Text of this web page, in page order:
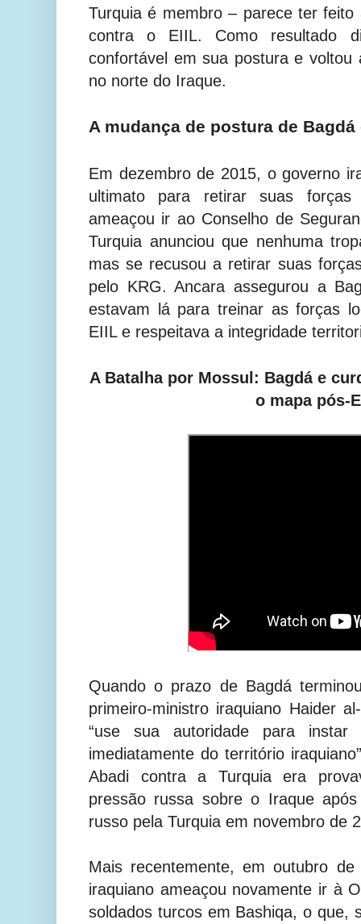
Turquia é membro – parece ter feito
contra o EIIL. Como resultado
confortável em sua postura e
no norte do Iraque.
A mudança de postura de
Em dezembro de 2015, o governo
ultimato para retirar suas
ameaçou ir ao Conselho de
Turquia anunciou que nenhuma
mas se recusou a retirar suas
pelo KRG. Ancara assegurou a
estavam lá para treinar as forças
EIIL e respeitava a integridade
A Batalha por Mossul: Bagdá e
o mapa pós-
Quando o prazo de Bagdá
primeiro-ministro iraquiano Haider
“use sua autoridade para
imediatamente do território
Abadi contra a Turquia era
pressão russa sobre o Iraque
russo pela Turquia em novembro de
Mais recentemente, em outubro
iraquiano ameaçou novamente ir à
soldados turcos em Bashiqa, o que,